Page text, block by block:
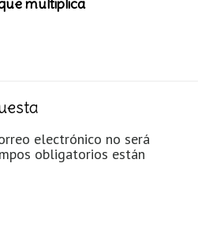
multiplica
electrónico no será
obligatorios están